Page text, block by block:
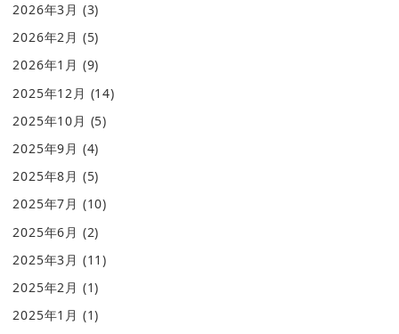
2026年3月 (3)
2026年2月 (5)
2026年1月 (9)
2025年12月 (14)
2025年10月 (5)
2025年9月 (4)
2025年8月 (5)
2025年7月 (10)
2025年6月 (2)
2025年3月 (11)
2025年2月 (1)
2025年1月 (1)